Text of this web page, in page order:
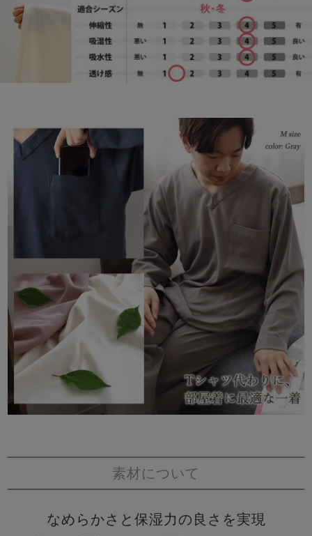
素材について
なめらかさと保湿力の良さを実現